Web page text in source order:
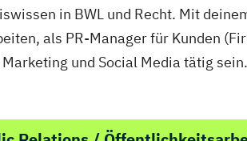
in BWL und Recht. Mit
als PR-Manager für Kunden
und Social Media tätig sein.